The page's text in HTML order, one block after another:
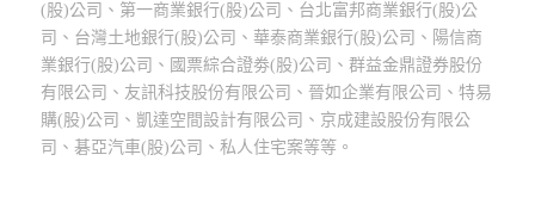
(股)公司、第一商業銀行(股)公司、台北富邦商業銀行(股)公
司、台灣土地銀行(股)公司、華泰商業銀行(股)公司、陽信商
業銀行(股)公司、國票綜合證劵(股)公司、群益金鼎證券股份
有限公司、友訊科技股份有限公司、晉如企業有限公司、特易
購(股)公司、凱達空間設計有限公司、京成建設股份有限公
司、碁亞汽車(股)公司、私人住宅案等等。